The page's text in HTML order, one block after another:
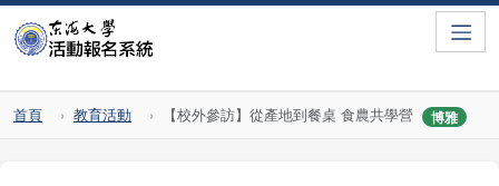
首頁 教育活動 【校外參訪】從產地到餐桌 食農共學營 博雅